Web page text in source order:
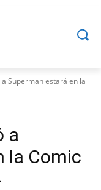
Superman estará en la
a
la Comic